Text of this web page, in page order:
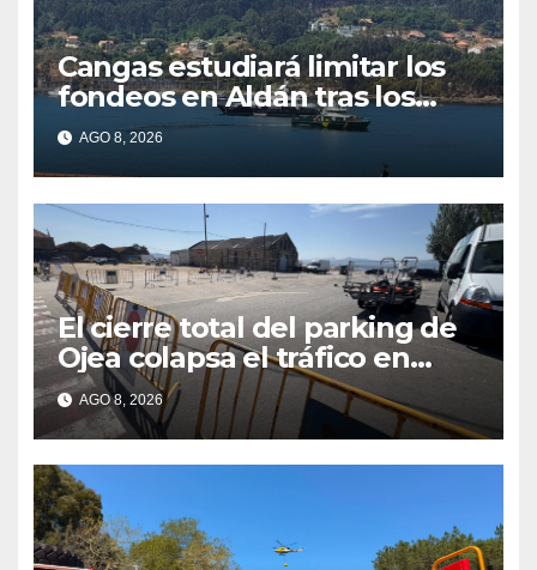
Cangas estudiará limitar los
fondeos en Aldán tras los
últimos episodios de
contaminación en O Con
AGO 8, 2026
El cierre total del parking de
Ojea colapsa el tráfico en
Cangas
AGO 8, 2026